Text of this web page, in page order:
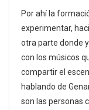
Por ahí la
experimentar,
otra parte donde
con los músicos
compartir el
hablando de
son las personas